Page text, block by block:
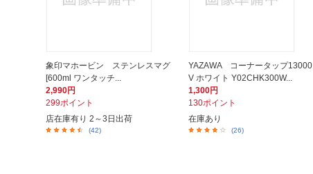
象印マホービン ステンレスマグ
[600ml ワンタッチ...
2,990円
299ポイント
店在庫有り 2～3日出荷
(42)
YAZAWA コーナータップ13000
V ホワイト Y02CHK300W...
1,300円
130ポイント
在庫あり
(26)